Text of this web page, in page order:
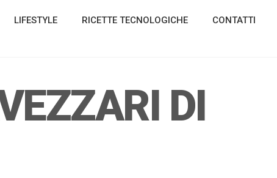
LIFESTYLE RICETTE TECNOLOGICHE CONTATTI
DI